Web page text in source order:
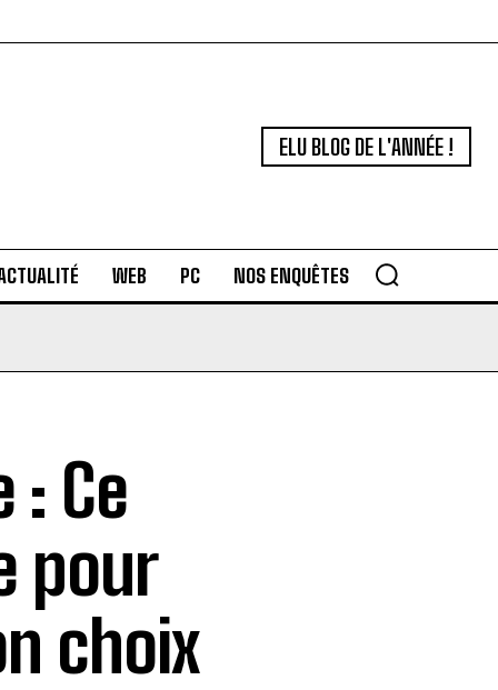
ELU BLOG DE L'ANNÉE !
WEB PC NOS ENQUÊTES
Ce
pour
choix